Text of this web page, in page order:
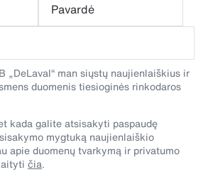
Pavardė
„DeLaval“ man siųstų naujienlaiškius ir
duomenis tiesioginės rinkodaros
kada galite atsisakyti paspaudę
mygtuką naujienlaiškio
apie duomenų tvarkymą ir privatumo
čia.